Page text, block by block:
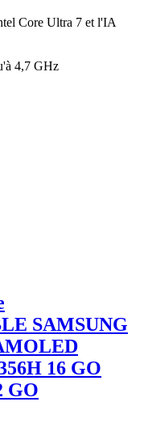
Core Ultra 7 et l'IA
4,7 GHz
SAMSUNG
16 GO
GO